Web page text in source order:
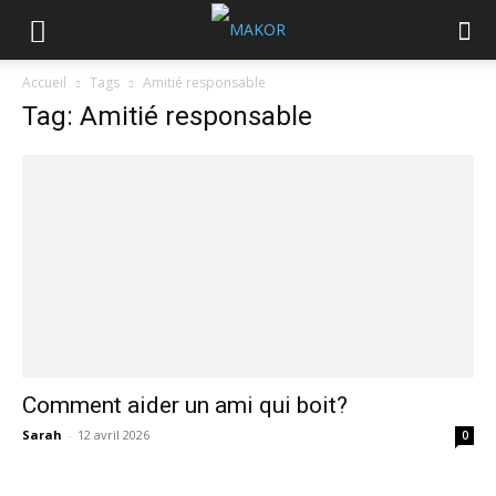
Accueil Tags Amitié responsable
Tag: Amitié responsable
Comment aider un ami qui boit?
Sarah - 12 avril 2026 0